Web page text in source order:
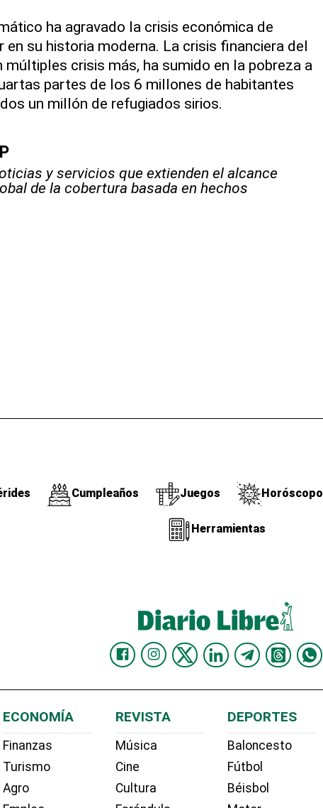
ha agravado la crisis económica de
en su historia moderna. La crisis financiera del
múltiples crisis más, ha sumido en la pobreza a
partes de los 6 millones de habitantes
un millón de refugiados sirios.
y servicios que extienden el alcance
de la cobertura basada en hechos
Cumpleaños Juegos Horóscopo
Herramientas
ECONOMÍA
Finanzas
Turismo
Agro
REVISTA
Música
Cine
Cultura
DEPORTES
Baloncesto
Fútbol
Béisbol